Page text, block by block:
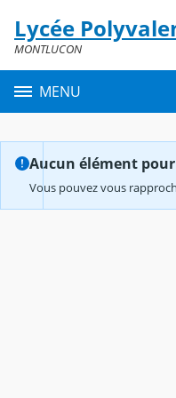
Contenu
Lycée
MONTLUCON
MENU
Aucun élément
Vous pouvez vous